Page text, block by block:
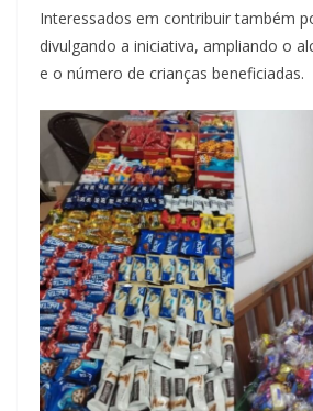
Interessados em contribuir também
divulgando a iniciativa, ampliando o
e o número de crianças beneficiadas.